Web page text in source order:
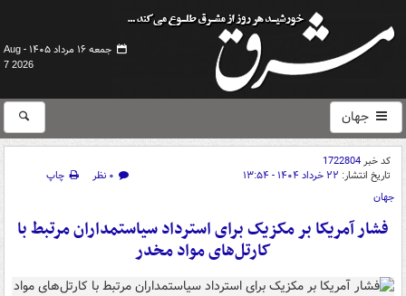
جمعه ۱۶ مرداد ۱۴۰۵ -
Aug
7 2026
جهان
کد خبر1722804
تاریخ انتشار: ۲۲ خرداد ۱۴۰۴ - ۱۳:۵۴ ۰ نظر
چاپ
جهان
فشار آمریکا بر مکزیک برای استرداد سیاستمداران مرتبط با
کارتل‌های مواد مخدر